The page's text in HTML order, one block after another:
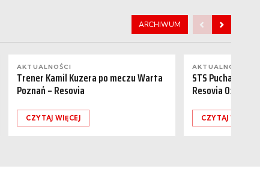
ARCHIWUM
AKTUALNOŚCI
Trener Kamil Kuzera po meczu Warta
Poznań – Resovia
CZYTAJ WIĘCEJ
AKTUALNOŚCI
STS Puchar
Resovia 0:1
CZYTAJ WIĘCEJ